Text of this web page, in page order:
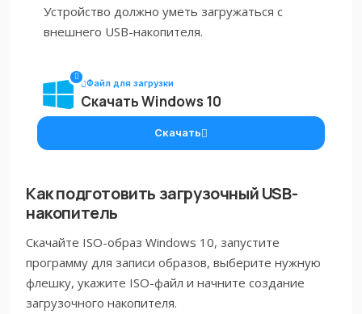
Устройство должно уметь загружаться с
внешнего USB-накопителя.
Файл для загрузки
Скачать Windows 10
Скачать
Как подготовить загрузочный USB-
накопитель
Скачайте ISO-образ Windows 10, запустите
программу для записи образов, выберите нужную
флешку, укажите ISO-файл и начните создание
загрузочного накопителя.